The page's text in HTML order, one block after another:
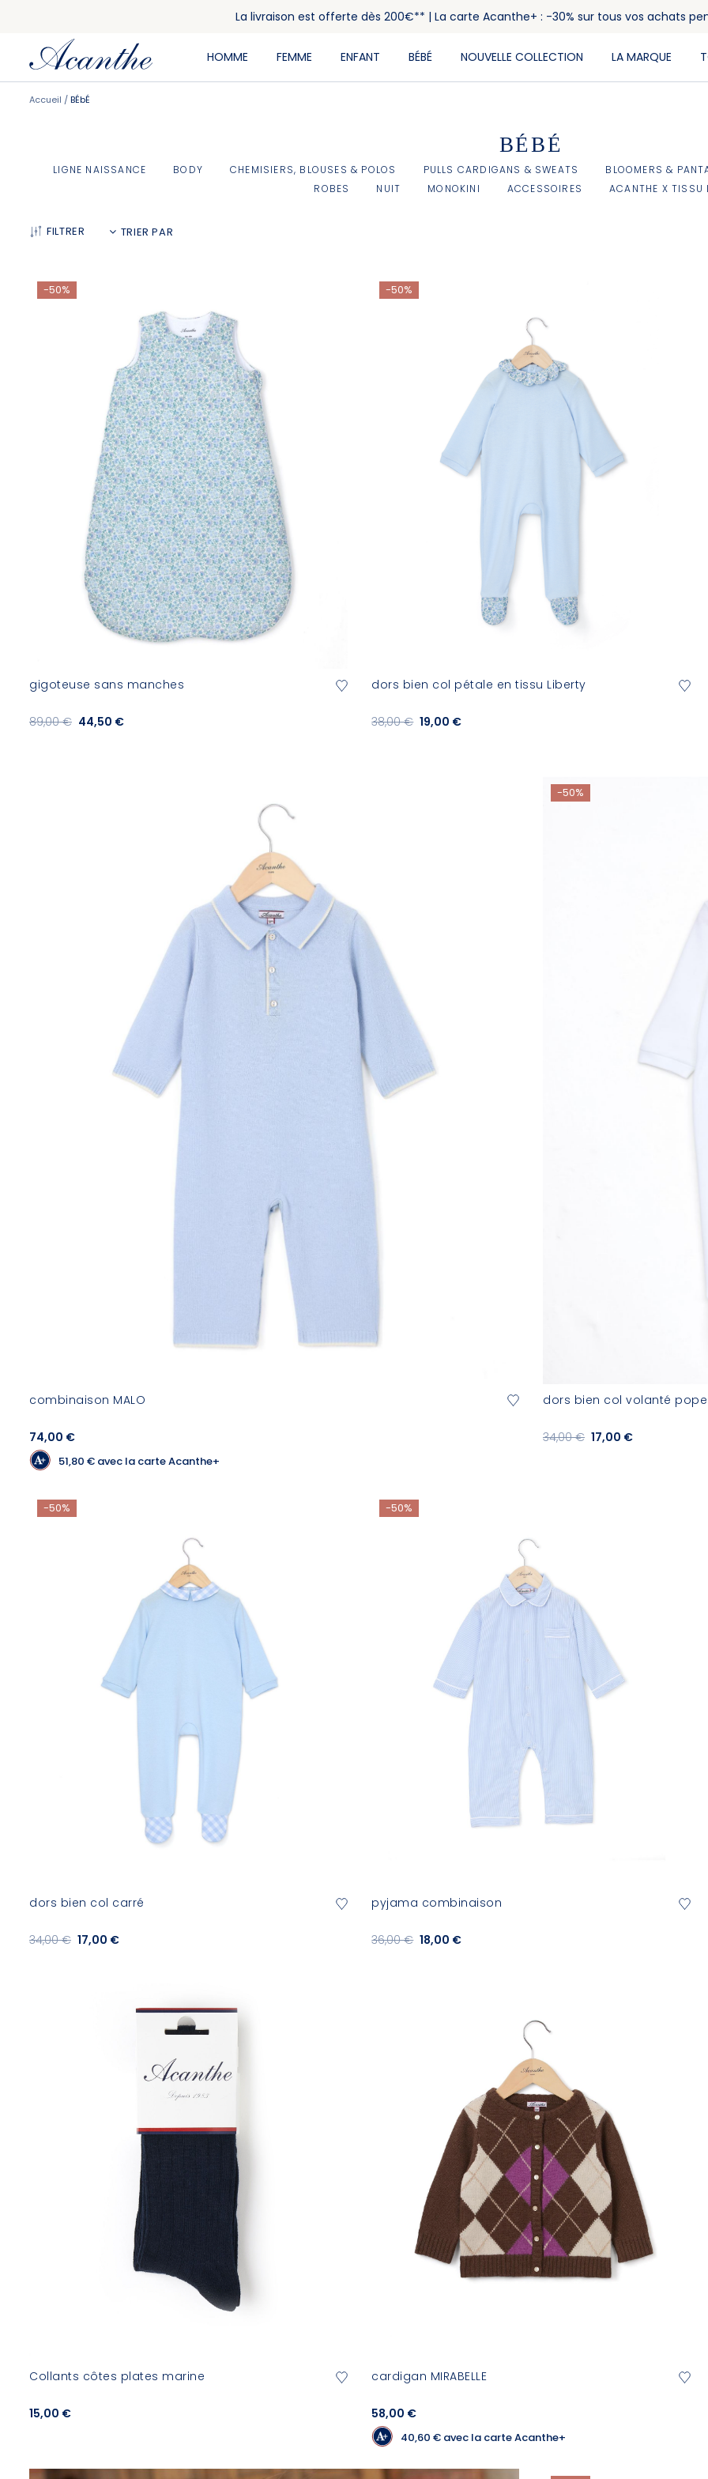
La livraison est offerte dès 200€** | La carte Acanthe+ : -30% sur tous vos achats
HOMME FEMME ENFANT BÉBÉ NOUVELLE COLLECTION LA MARQUE
Accueil BÉbÉ
BÉBÉ
LIGNE NAISSANCE BODY CHEMISIERS, BLOUSES & POLOS PULLS CARDIGANS & SWEATS
BLOOMERS &
ROBES
NUIT MONOKINI ACCESSOIRES ACANTHE X TISSU
FILTRER
-50%
gigoteuse sans manches
44,50 €
89,00 €
-50%
dors bien col pétale en tissu Liberty
19,00 €
38,00 €
combinaison MALO
74,00 €
51,80 € avec la carte Acanthe+
-50%
dors bien col volanté
17,00 €
34,00 €
-50%
dors bien col carré
17,00 €
34,00 €
-50%
pyjama combinaison
18,00 €
36,00 €
Collants côtes plates marine
15,00 €
cardigan MIRABELLE
58,00 €
40,60 € avec la carte Acanthe+